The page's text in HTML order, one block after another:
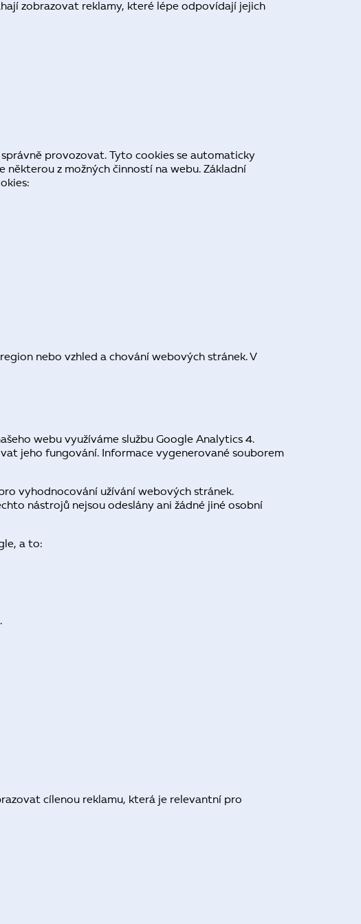
zobrazovat reklamy, které lépe odpovídají jejich
provozovat. Tyto cookies se automaticky
z možných činností na webu. Základní
nebo vzhled a chování webových stránek. V
webu využíváme službu Google Analytics 4.
jeho fungování. Informace vygenerované souborem
vyhodnocování užívání webových stránek.
nástrojů nejsou odeslány ani žádné jiné osobní
a to:
.
cílenou reklamu, která je relevantní pro